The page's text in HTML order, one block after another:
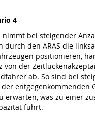
4
nimmt bei steigender
durch den ARAS die
positionieren,
von der
ab. So sind bei
entgegenkommenden
erwarten, was zu einer
führt.